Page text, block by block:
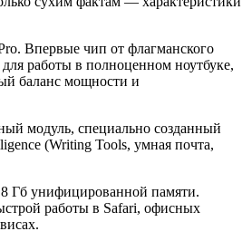
Впервые чип от флагманского
работы в полноценном ноутбуке,
баланс мощности и
модуль, специально созданный
(Writing Tools, умная почта,
8 Гб унифицированной памяти.
работы в Safari, офисных